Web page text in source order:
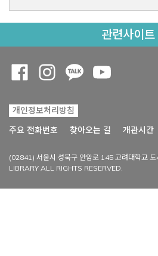
관련사이트
개인정보처리방침
주요 전화번호
찾아오는 길 개관시간
(02841) 서울시 성북구 안암로 145 고려대학교
LIBRARY ALL RIGHTS RESERVED.
Opens a new window
Opens a new window
Opens a new